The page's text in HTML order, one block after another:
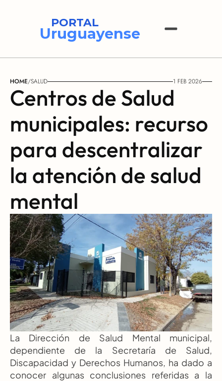
PORTAL
Uruguayense
HOME/SALUD 1 FEB 2026
Centros de Salud
municipales: recurso
para descentralizar
la atención de salud
mental
La Dirección de Salud Mental municipal,
dependiente de la Secretaría de Salud,
Discapacidad y Derechos Humanos, ha dado a
conocer algunas conclusiones referidas a la